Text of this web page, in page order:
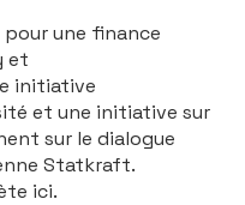
une finance
et
initiative
et une initiative sur
sur le dialogue
Statkraft.
ici.